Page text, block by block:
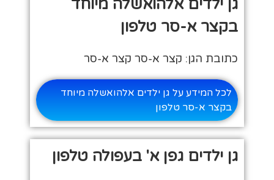
גן ילדים אלהואשלה מיוחד
בקצר א-סר טלפון
כתובת הגן: קצר א-סר קצר א-סר
לכל המידע על גן ילדים אלהואשלה מיוחד
בקצר א-סר טלפון
גן ילדים גפן א' בעפולה טלפון